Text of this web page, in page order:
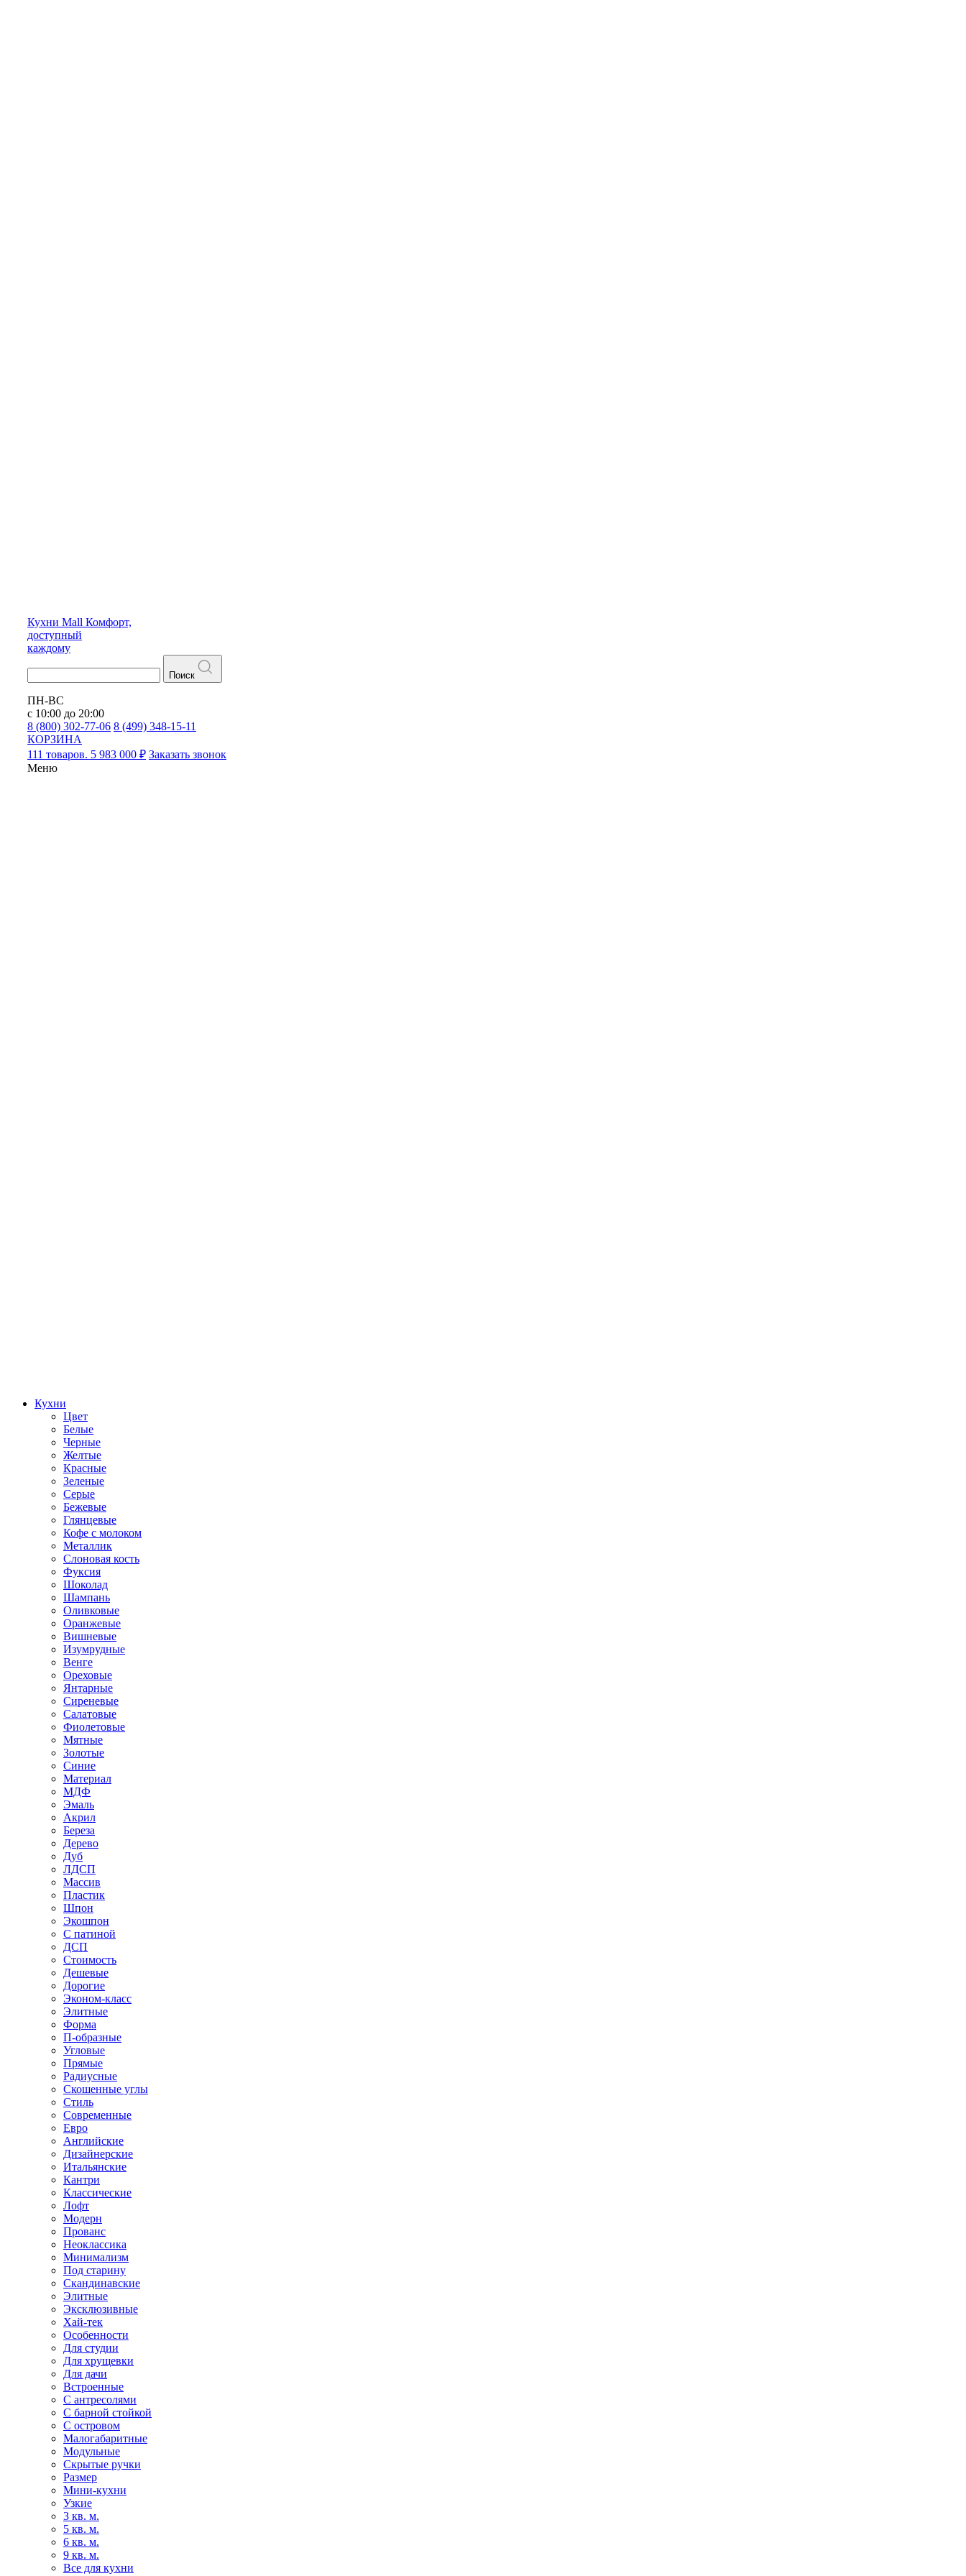
Кухни Mall Комфорт,
доступный
каждому
Поиск
ПН-ВС
с 10:00 до 20:00
8 (800) 302-77-06 8 (499) 348-15-11
КОРЗИНА
111 товаров. 5 983 000 ₽ Заказать звонок
Меню
Кухни
Цвет
Белые
Черные
Желтые
Красные
Зеленые
Серые
Бежевые
Глянцевые
Кофе с молоком
Металлик
Слоновая кость
Фуксия
Шоколад
Шампань
Оливковые
Оранжевые
Вишневые
Изумрудные
Венге
Ореховые
Янтарные
Сиреневые
Салатовые
Фиолетовые
Мятные
Золотые
Синие
Материал
МДФ
Эмаль
Акрил
Береза
Дерево
Дуб
ЛДСП
Массив
Пластик
Шпон
Экошпон
С патиной
ДСП
Стоимость
Дешевые
Дорогие
Эконом-класс
Элитные
Форма
П-образные
Угловые
Прямые
Радиусные
Скошенные углы
Стиль
Современные
Евро
Английские
Дизайнерские
Итальянские
Кантри
Классические
Лофт
Модерн
Прованс
Неоклассика
Минимализм
Под старину
Скандинавские
Элитные
Эксклюзивные
Хай-тек
Особенности
Для студии
Для хрущевки
Для дачи
Встроенные
С антресолями
С барной стойкой
С островом
Малогабаритные
Модульные
Скрытые ручки
Размер
Мини-кухни
Узкие
3 кв. м.
5 кв. м.
6 кв. м.
9 кв. м.
Все для кухни